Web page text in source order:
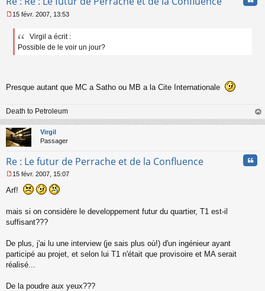
e
a
o
l
u
15 févr. 2007, 13:53
Virgil a écrit :
Possible de le voir un jour?
Presque autant que MC a Satho ou MB a la Cite Internationale
Death to Petroleum
au
Virgil
Passager
Re : Le futur de Perrache et de la Confluence
e
a
g
n
o
l
15 févr. 2007, 15:07
Arf!
mais si on considère le developpement futur du quartier, T1 est-il
suffisant???
De plus, j'ai lu une interview (je sais plus où!) d'un ingénieur ayant
participé au projet, et selon lui T1 n'était que provisoire et MA serait
réalisé...
De la poudre aux yeux???